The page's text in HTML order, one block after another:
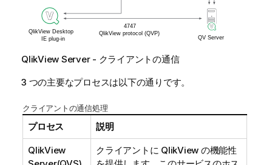
QlikView Server - クライアントの通信
3 つの主要なプロセスは以下の通りです。
クライアントの通信処理
プロセス 説明
QlikView
クライアントに QlikView の機能性